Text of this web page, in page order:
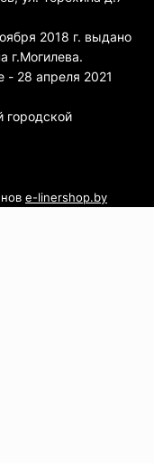
2018 г. выдано
г.Могилева.
- 28 апреля 2021
городской
e-linershop.by